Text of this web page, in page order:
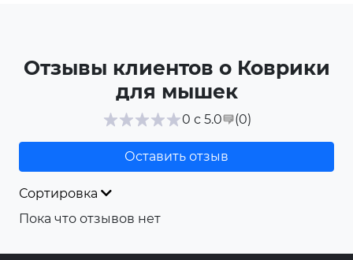
Отзывы клиентов о Коврики
для мышек
0 с 5.0 (0)
Оставить отзыв
Сортировка
Пока что отзывов нет